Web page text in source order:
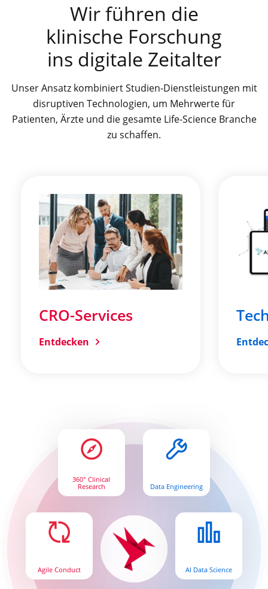
Wir führen die
klinische Forschung
ins digitale Zeitalter
Unser Ansatz kombiniert Studien-Dienstleistungen mit
disruptiven Technologien, um Mehrwerte für
Patienten, Ärzte und die gesamte Life-Science Branche
zu schaffen.
CRO-Services
Entdecken
360° Clinical
Research
Data Engineering
Agile Conduct AI Data Science